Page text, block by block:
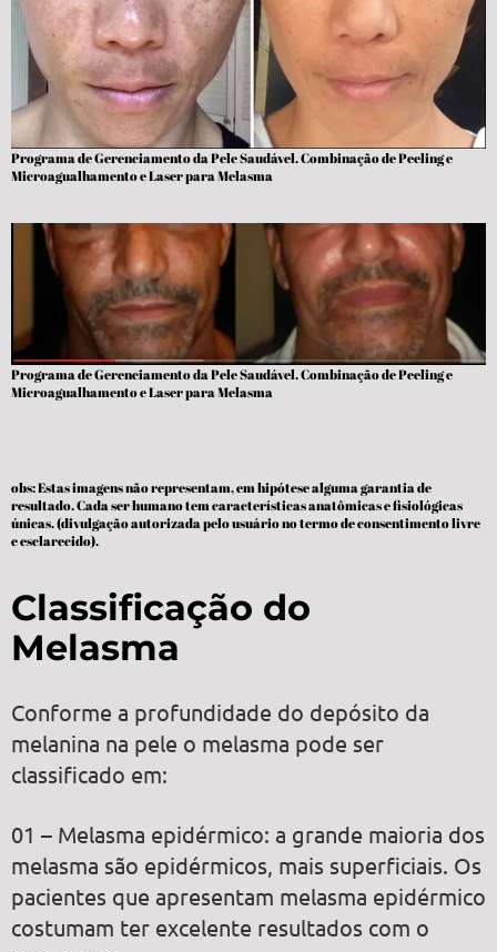
Programa de Gerenciamento da Pele Saudável. Combinação de Peeling e
Microagualhamento e Laser para Melasma
Programa de Gerenciamento da Pele Saudável. Combinação de Peeling e
Microagualhamento e Laser para Melasma
obs: Estas imagens não representam, em hipótese alguma garantia de
resultado. Cada ser humano tem características anatômicas e fisiológicas
únicas. (divulgação autorizada pelo usuário no termo de consentimento livre
e esclarecido).
Classificação do
Melasma
Conforme a profundidade do depósito da
melanina na pele o melasma pode ser
classificado em:
01 – Melasma epidérmico: a grande maioria dos
melasma são epidérmicos, mais superficiais. Os
pacientes que apresentam melasma epidérmico
costumam ter excelente resultados com o